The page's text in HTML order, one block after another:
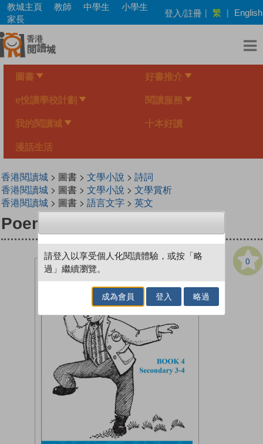
Skip
main
content
教城主頁 教師 中學生
小學生
家長
登入/註冊 | 繁 | English
圖書 好書推介
e悅讀學校計劃 閱讀服務
我的閱讀城 十本好讀
漫話生活
香港閱讀城> 圖書 > 文學小說 > 詩詞
香港閱讀城> 圖書 > 文學小說 > 文學賞析
香港閱讀城> 圖書 > 語言文字> 英文
Poems to Enjoy, Book 4
0
請登入以享受個人化閱讀體驗，或按「略
過」繼續瀏覽。
成為會員 登入 略過